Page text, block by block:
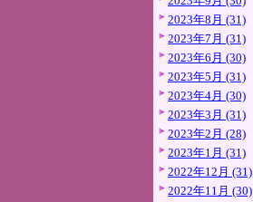
2023年8月 (31)
2023年7月 (31)
2023年6月 (30)
2023年5月 (31)
2023年4月 (30)
2023年3月 (31)
2023年2月 (28)
2023年1月 (31)
2022年12月 (31)
2022年11月 (30)